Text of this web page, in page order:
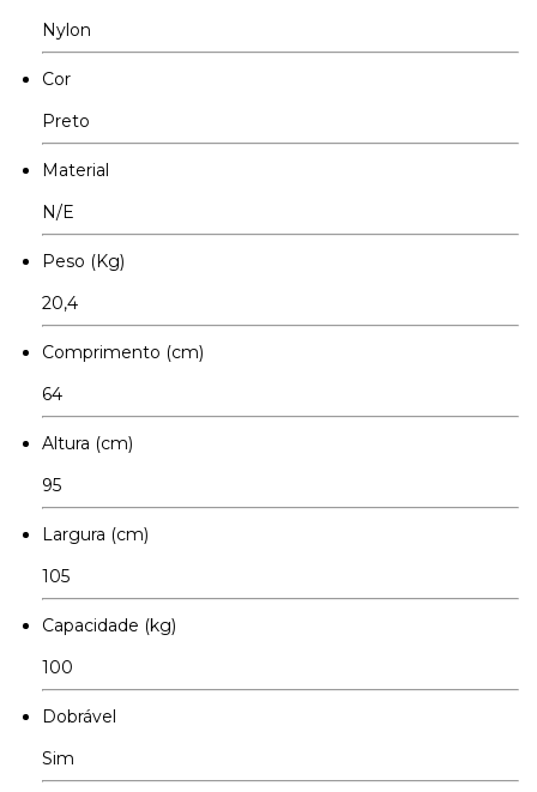
Nylon
Cor
Preto
Material
N/E
Peso (Kg)
20,4
Comprimento (cm)
64
Altura (cm)
95
Largura (cm)
105
Capacidade (kg)
100
Dobrável
Sim